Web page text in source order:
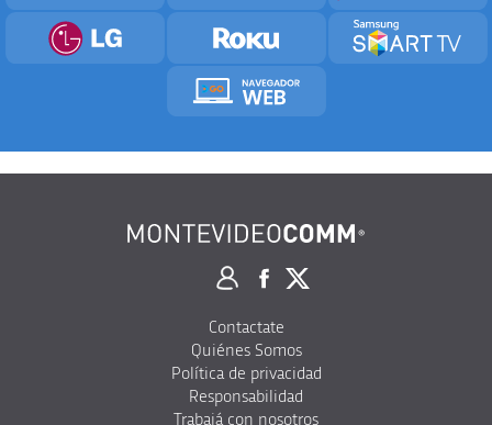
Contactate
Quiénes Somos
Política de privacidad
Responsabilidad
Trabajá con nosotros